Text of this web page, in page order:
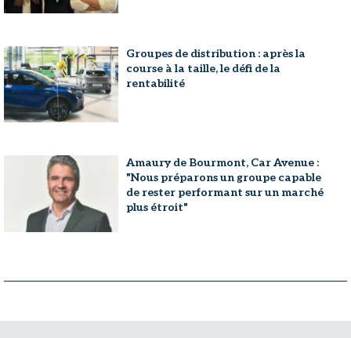
Groupes de distribution : après la
course à la taille, le défi de la
rentabilité
Amaury de Bourmont, Car Avenue :
"Nous préparons un groupe capable
de rester performant sur un marché
plus étroit"